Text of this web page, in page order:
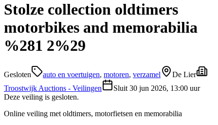
Stolze collection oldtimers
motorbikes and memorabilia
%281 2%29
Gesloten auto en voertuigen, motoren, verzamel
De Lier
Troostwijk Auctions - Veilingen
Sluit 30 jun 2026, 13:00 uur
Deze veiling is gesloten.
Online veiling met oldtimers, motorfietsen en memorabilia